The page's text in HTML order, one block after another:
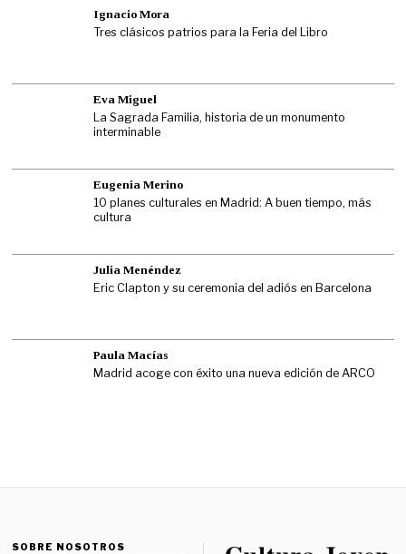
Ignacio Mora
Tres clásicos patrios para la Feria del Libro
Eva Miguel
La Sagrada Familia, historia de un monumento
interminable
Eugenia Merino
10 planes culturales en Madrid: A buen tiempo, más
cultura
Julia Menéndez
Eric Clapton y su ceremonia del adiós en Barcelona
Paula Macías
Madrid acoge con éxito una nueva edición de ARCO
SOBRE NOSOTROS